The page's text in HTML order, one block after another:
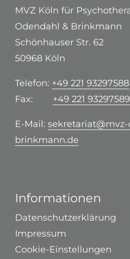
MVZ Köln für
Odendahl & Brinkmann
Schönhauser Str. 62
50968 Köln
Telefon: +49 221 93297588
Fax: +49 221 93297589
E-Mail:
brinkmann.de
Informationen
Datenschutzerklärung
Impressum
Cookie-Einstellungen